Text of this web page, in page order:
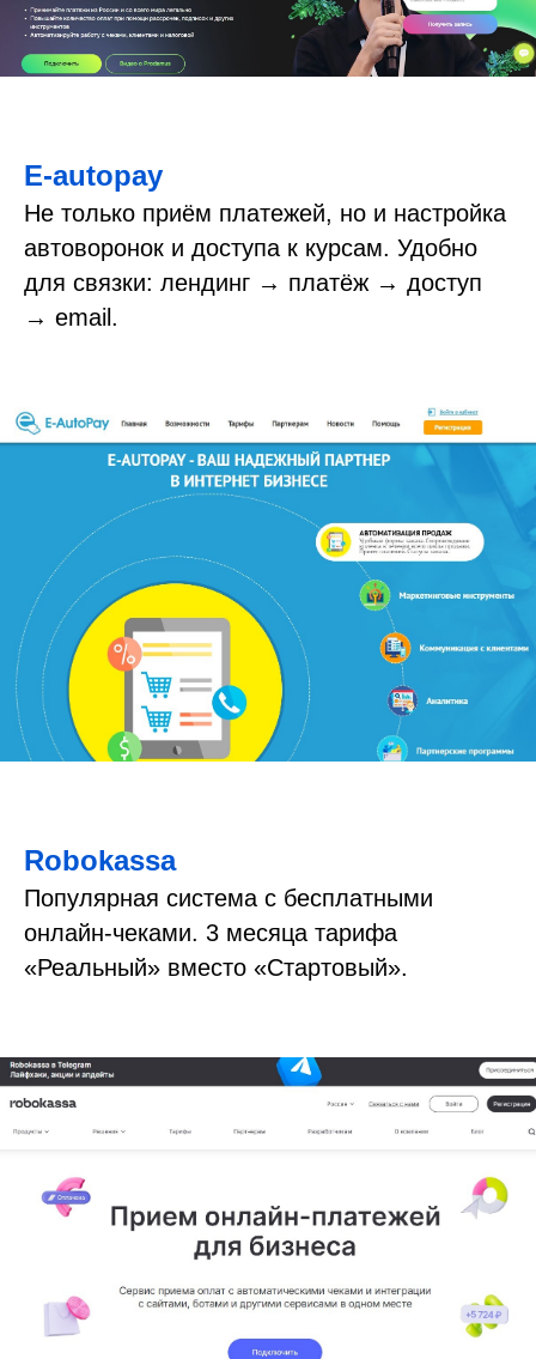
E-autopay
Не только приём платежей, но и настройка
автоворонок и доступа к курсам. Удобно
для связки: лендинг → платёж → доступ
→ email.
Robokassa
Популярная система с бесплатными
онлайн-чеками. 3 месяца тарифа
«Реальный» вместо «Стартовый».